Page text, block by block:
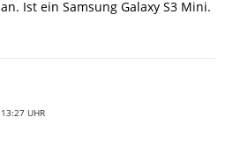
Ist ein Samsung Galaxy S3 Mini.
UHR